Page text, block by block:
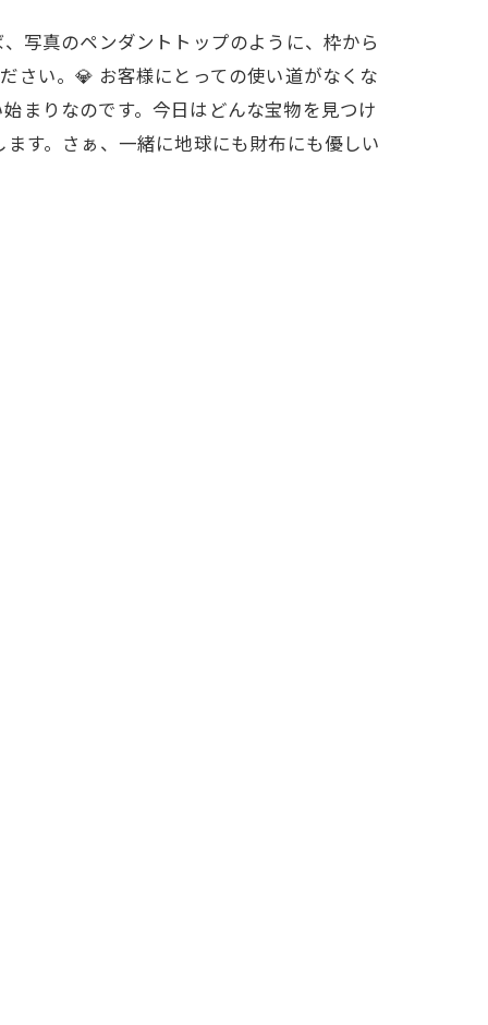
写真のペンダントトップのように、枠から
さい。💎 お客様にとっての使い道がなくな
まりなのです。今日はどんな宝物を見つけ
す。さぁ、一緒に地球にも財布にも優しい